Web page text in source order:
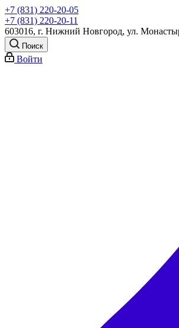
+7 (831) 220-20-05
+7 (831) 220-20-11
603016, г. Нижний Новгород, ул.
Поиск
Войти